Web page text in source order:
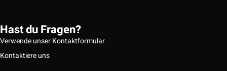
Hast du Fragen?
Verwende unser Kontaktformular
Kontaktiere uns